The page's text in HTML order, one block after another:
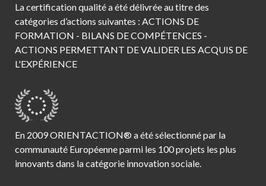
La certification qualité a été délivrée au titre des
catégories d’actions suivantes : ACTIONS DE
FORMATION - BILANS DE COMPÉTENCES -
ACTIONS PERMETTANT DE VALIDER LES ACQUIS DE
L'EXPÉRIENCE
En 2009 ORIENTACTION® a été sélectionné par la
communauté Européenne parmi les 100 projets les plus
innovants dans la catégorie innovation sociale.